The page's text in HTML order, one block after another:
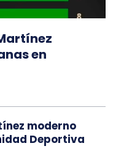
en
moderno
Deportiva